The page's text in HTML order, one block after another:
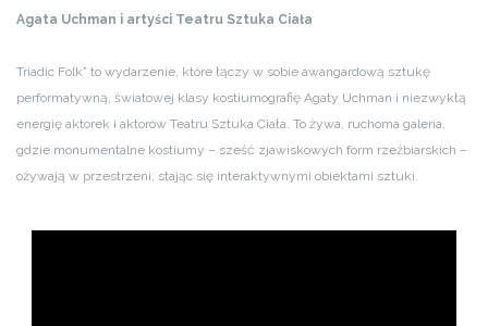
Agata Uchman i artyści Teatru Sztuka Ciała
Triadic Folk” to wydarzenie, które łączy w sobie awangardową sztukę
performatywną, światowej klasy kostiumografię Agaty Uchman i niezwykłą
energię aktorek i aktorów Teatru Sztuka Ciała. To żywa, ruchoma galeria,
gdzie monumentalne kostiumy – sześć zjawiskowych form rzeźbiarskich –
ożywają w przestrzeni, stając się interaktywnymi obiektami sztuki.